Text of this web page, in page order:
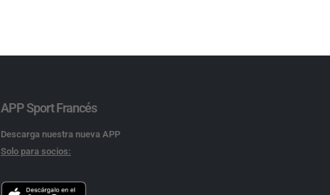
APP Sport Francés
Descarga nuestra nueva APP
Solo para socios: